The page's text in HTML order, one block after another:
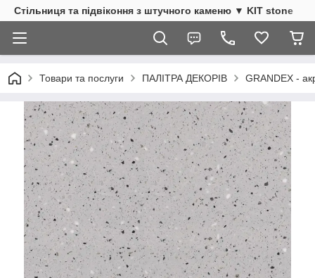
Стільниця та підвіконня з штучного каменю ▼ KIT stone
Товари та послуги ПАЛІТРА ДЕКОРІВ GRANDEX -